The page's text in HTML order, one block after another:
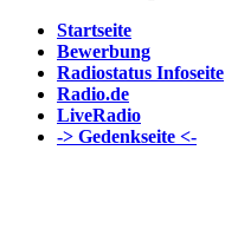
Startseite
Bewerbung
Radiostatus Infoseite
Radio.de
LiveRadio
-> Gedenkseite <-